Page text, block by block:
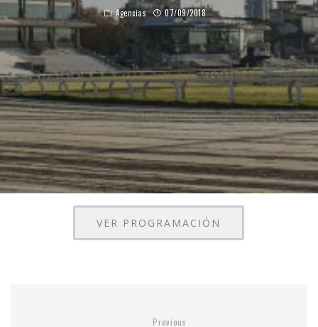
Agencias 07/09/2018
VER PROGRAMACIÓN
Previous